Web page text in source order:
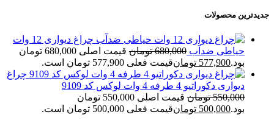
جدیدترین محصولات
چراغ دیواری 12 وات
حیاطی ضدآب 680,000 تومان
قیمت اصلی 680,000 تومان
بود.577,900 تومانقیمت فعلی 577,900 تومان است.
چراغ
دیواری دکوراتیو 4 طرفه 4 وات لوکس کد 9109
550,000 تومان
قیمت اصلی 550,000 تومان
بود.500,000 تومانقیمت فعلی 500,000 تومان است.